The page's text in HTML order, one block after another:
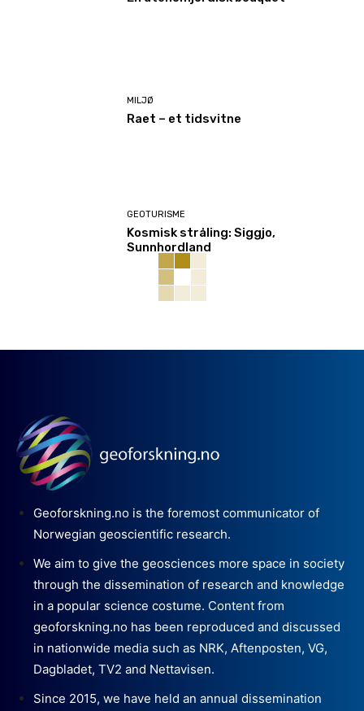
MILJØ
Raet – et tidsvitne
GEOTURISME
Kosmisk stråling: Siggjo,
Sunnhordland
Geoforskning.no is the foremost communicator of
Norwegian geoscientific research.
We aim to give the geosciences more space in society
through the dissemination of research and knowledge
in a popular science costume. Content from
geoforskning.no has been reproduced and discussed
in nationwide media such as NRK, Aftenposten, VG,
Dagbladet, TV2 and Nettavisen.
Since 2015, we have held an annual dissemination